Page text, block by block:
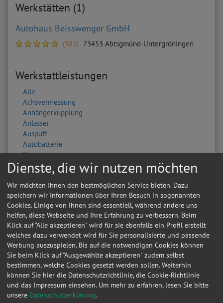
Werkstätten (1)
Autohaus Beisswenger GmbH
(385) 73453 Abtsgmünd-Untergröningen
Werkstattleistungen
Alle
Achsvermessung
Anhängerkupplung
Anlasser
Auspuff
Autobatterie
Bremsen
Fahrwerk & Stoßdämpfer
Getriebe
HU/AU Benzin
HU/AU Diesel
Inspektion
Karosserie
Keilriemen
Klima / Heizung / Kühler
Klimaservice
Kupplung
Lackierung
Lichtmaschine
Ölwechsel
Dienste, die wir nutzen möchten
Wir möchten Ihnen den bestmöglichen Service bieten. Dazu
speichern wir Informationen über Ihren Besuch in sogenannten
Cookies. Einige von ihnen sind essentiell, während andere uns
helfen, diese Webseite und Ihre Erfahrung zu verbessern. Beim
Klick auf "Alle akzeptieren" wird für sie ebenfalls ein Profil erstellt
welches dazu verwendet wird für Sie personalisierte und passende
Werbung auszuspielen. Bis auf die notwendigen Cookies können
Sie beim Klick auf "Ausgewählte akzeptieren" zudem selbst
bestimmen, welche Cookies gesetzt werden sollen. Weiterhin
können Sie hier die Datenschutzrichtlinie, die Cookie-Richtlinie
und das Impressum einsehen. Um mehr zu erfahren, lesen Sie bitte
unsere Datenschutzerklärung.